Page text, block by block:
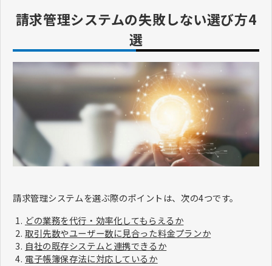
請求管理システムの失敗しない選び方4
選
請求管理システムを選ぶ際のポイントは、次の4つです。
どの業務を代行・効率化してもらえるか
取引先数やユーザー数に見合った料金プランか
自社の既存システムと連携できるか
電子帳簿保存法に対応しているか